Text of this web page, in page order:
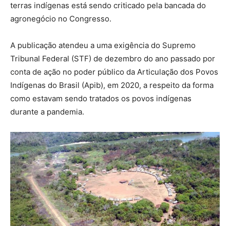
terras indígenas está sendo criticado pela bancada do
agronegócio no Congresso.
A publicação atendeu a uma exigência do Supremo
Tribunal Federal (STF) de dezembro do ano passado por
conta de ação no poder público da Articulação dos Povos
Indígenas do Brasil (Apib), em 2020, a respeito da forma
como estavam sendo tratados os povos indígenas
durante a pandemia.